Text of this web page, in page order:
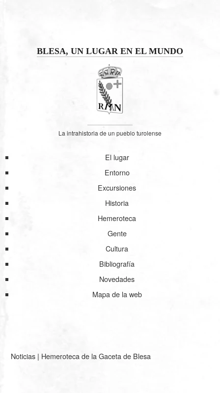
BLESA, UN LUGAR EN EL MUNDO
La intrahistoria de un pueblo turolense
El lugar
Entorno
Excursiones
Historia
Hemeroteca
Gente
Cultura
Bibliografía
Novedades
Mapa de la web
Noticias | Hemeroteca de la Gaceta de Blesa